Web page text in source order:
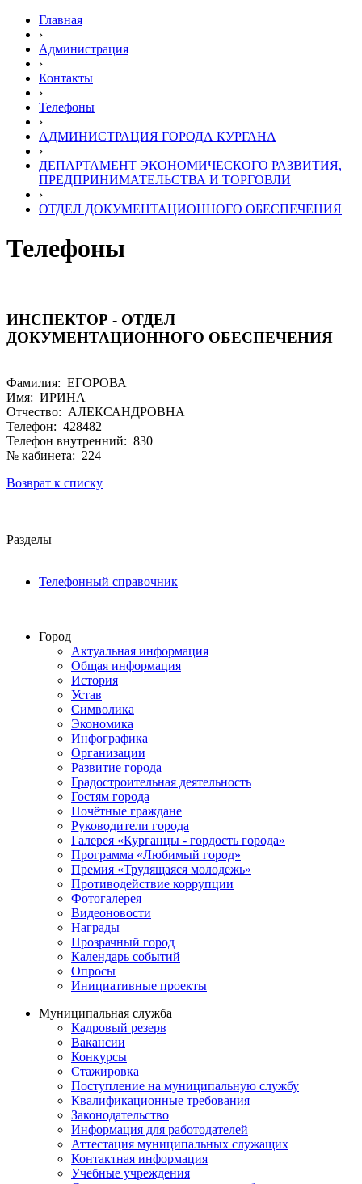
Главная
›
Администрация
›
Контакты
›
Телефоны
›
АДМИНИСТРАЦИЯ ГОРОДА КУРГАНА
›
ДЕПАРТАМЕНТ ЭКОНОМИЧЕСКОГО РАЗВИТИЯ,
ПРЕДПРИНИМАТЕЛЬСТВА И ТОРГОВЛИ
›
ОТДЕЛ ДОКУМЕНТАЦИОННОГО ОБЕСПЕЧЕНИЯ
Телефоны
ИНСПЕКТОР - ОТДЕЛ
ДОКУМЕНТАЦИОННОГО ОБЕСПЕЧЕНИЯ
Фамилия: ЕГОРОВА
Имя: ИРИНА
Отчество: АЛЕКСАНДРОВНА
Телефон: 428482
Телефон внутренний: 830
№ кабинета: 224
Возврат к списку
Разделы
Телефонный справочник
Город
Актуальная информация
Общая информация
История
Устав
Символика
Экономика
Инфографика
Организации
Развитие города
Градостроительная деятельность
Гостям города
Почётные граждане
Руководители города
Галерея «Курганцы - гордость города»
Программа «Любимый город»
Премия «Трудящаяся молодежь»
Противодействие коррупции
Фотогалерея
Видеоновости
Награды
Прозрачный город
Календарь событий
Опросы
Инициативные проекты
Муниципальная служба
Кадровый резерв
Вакансии
Конкурсы
Стажировка
Поступление на муниципальную службу
Квалификационные требования
Законодательство
Информация для работодателей
Аттестация муниципальных служащих
Контактная информация
Учебные учреждения